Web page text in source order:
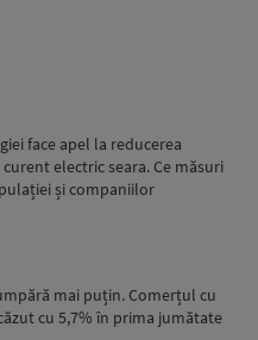
face apel la reducerea
electric seara. Ce măsuri
și companiilor
mai puțin. Comerțul cu
cu 5,7% în prima jumătate